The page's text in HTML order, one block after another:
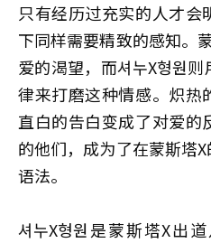
只有经历过充实的人才会
下同样需要精致的感知。
爱的渴望，而셔누X형원
律来打磨这种情感。炽热
直白的告白变成了对爱的
的他们，成为了在蒙斯塔
语法。
셔누X형원是蒙斯塔X出